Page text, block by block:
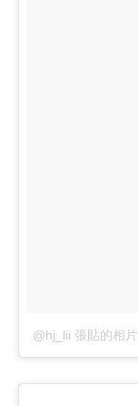
@hj_lii 張貼的相片